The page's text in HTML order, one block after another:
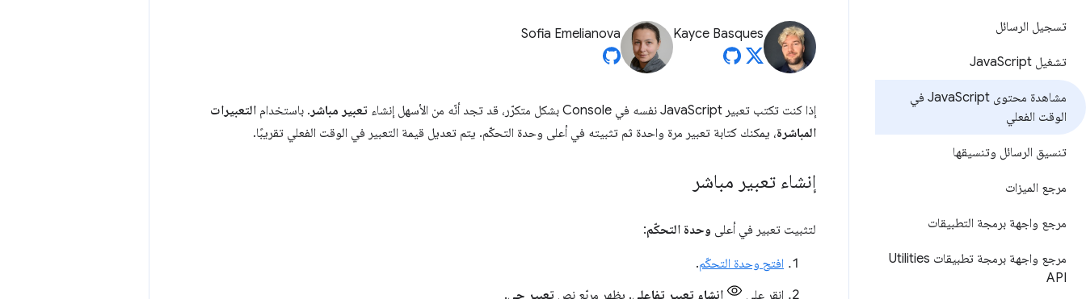
تسجيل الرسائل
تشغيل Java Script
مشاهدة محتوى Java
Script في
الوقت الفعلي
تنسيق الرسائل وتنسيقها
مرجع الميزات
مرجع واجهة برمجة التطبيقات
مرجع واجهة برمجة تطبيقات Utilities
API
Kayce Basques
Sofia Emelianova
إذا كنت تكتب تعبير JavaScript نفسه في Console بشكل متكرّر، قد تجد أنّه من الأسهل إنشاء تعبير مباشر . باستخدام التعبيرات
المباشرة، يمكنك كتابة تعبير مرة واحدة ثم تثبيته في أعلى وحدة التحكّم. يتم تعديل قيمة التعبير في الوقت الفعلي تقريبًا.
إنشاء تعبير مباشر
لتثبيت تعبير في أعلى وحدة التحكّم:
افتح وحدة التحكّم.
انقر على
إنشاء تعبير تفاعلي. يظهر مربّع نص تعبير حي.